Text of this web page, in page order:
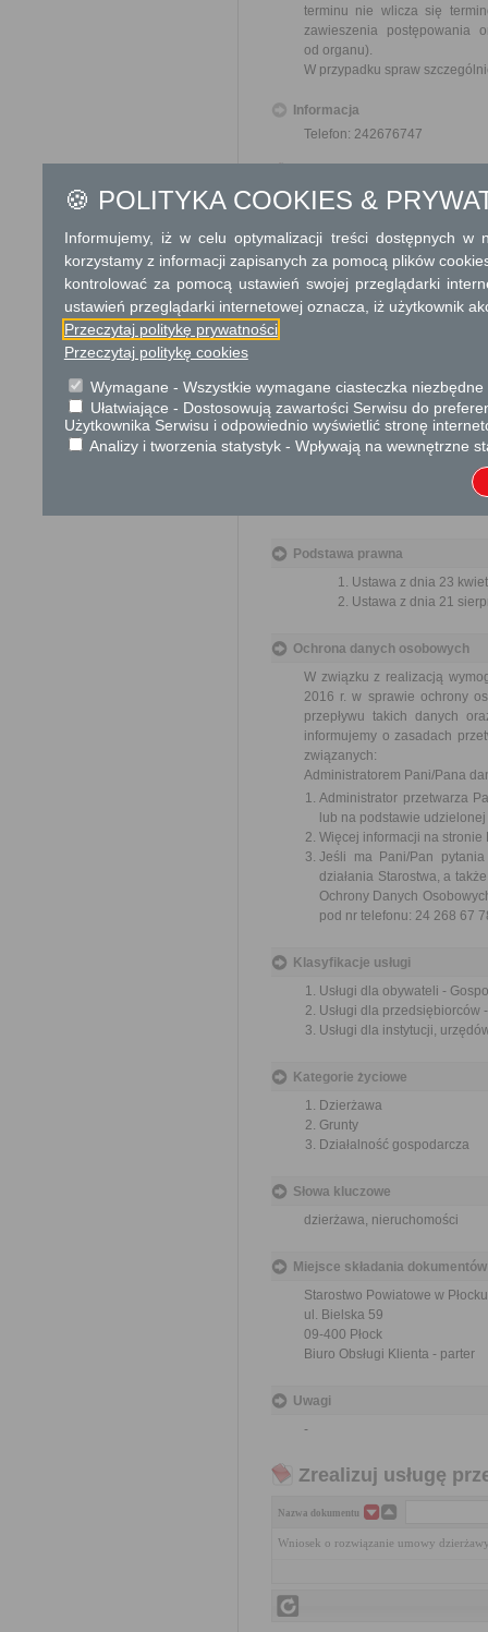
terminu nie wlicza się
zawieszenia postępowania
od organu).
W przypadku spraw
Informacja
Telefon: 242676747
Opłata
Wniosek jest wolny od opłat.
Tryb odwoławczy
Brak
Przedmiotem skargi może
ich pracowników, naruszenie
spraw.
Przedmiotem wniosku
usprawnienie pracy i
Organ właściwy dla
Podstawa prawna
Ustawa z dnia 23
Ustawa z dnia 21
Ochrona danych osobowych
W związku z realizacją
2016 r. w sprawie ochrony
przepływu takich danych
informujemy o zasadach
związanych:
Administratorem Pani/Pana
Administrator przetwarza
lub na podstawie udzielonej
Więcej informacji na stronie
Jeśli ma Pani/Pan
działania Starostwa, a
Ochrony Danych
pod nr telefonu: 24 268 67
Klasyfikacje usługi
Usługi dla obywateli -
Usługi dla
Usługi dla instytucji,
Kategorie życiowe
Dzierżawa
Grunty
Działalność gospodarcza
Słowa kluczowe
dzierżawa, nieruchomości
Miejsce składania dokumentów
Starostwo Powiatowe w Płocku
ul. Bielska 59
09-400 Płock
Biuro Obsługi Klienta - parter
Uwagi
-
Zrealizuj usługę
Nazwa dokumentu
Wniosek o rozwiązanie umowy
🍪 POLITYKA COOKIES &
Informujemy, iż w celu optymalizacji treści dostępnych w
korzystamy z informacji zapisanych za pomocą plików
kontrolować za pomocą ustawień swojej przeglądarki
ustawień przeglądarki internetowej oznacza, iż użytkownik
Przeczytaj politykę prywatności
Przeczytaj politykę cookies
Wymagane - Wszystkie wymagane ciasteczka
Ułatwiające - Dostosowują zawartości Serwisu do
Użytkownika Serwisu i odpowiednio wyświetlić stronę
Analizy i tworzenia statystyk - Wpływają na wewnętrzne